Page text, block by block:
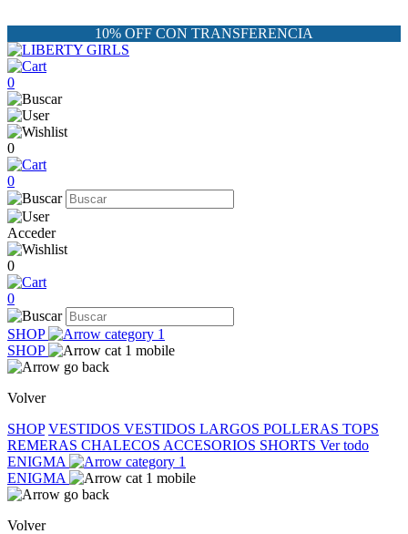
10% OFF CON TRANSFERENCIA
0
0
0
Acceder
0
0
SHOP
SHOP
Volver
SHOP VESTIDOS VESTIDOS LARGOS POLLERAS TOPS
REMERAS CHALECOS ACCESORIOS SHORTS Ver todo
ENIGMA
ENIGMA
Volver